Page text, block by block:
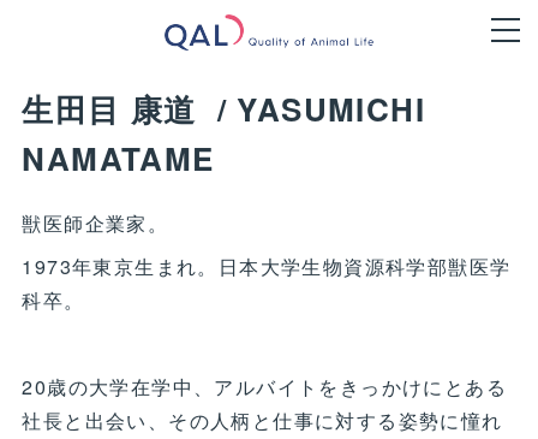
生田目 康道/ YASUMICHI
NAMATAME
獣医師企業家。
1973年東京生まれ。日本大学生物資源科学部獣医学
科卒。
20歳の大学在学中、アルバイトをきっかけにとある
社長と出会い、その人柄と仕事に対する姿勢に憧れ